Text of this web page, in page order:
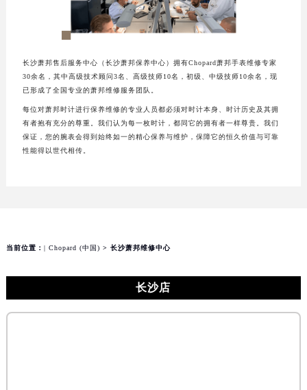
长沙萧邦售后服务中心（长沙萧邦保养中心）拥有Chopard萧邦手表维修专家
30余名，其中高级技术顾问3名、高级技师10名，初级、中级技师10余名，现
已形成了全国专业的萧邦维修服务团队。
每位对萧邦时计进行保养维修的专业人员都必须对时计本身、时计历史及其拥
有者抱有充分的尊重。我们认为每一枚时计，都同它的拥有者一样尊贵。我们
保证，您的腕表会得到始终如一的精心保养与维护，保障它的恒久价值与可靠
性能得以世代相传。
当前位置： | Chopard (中国) > 长沙萧邦维修中心
长沙店